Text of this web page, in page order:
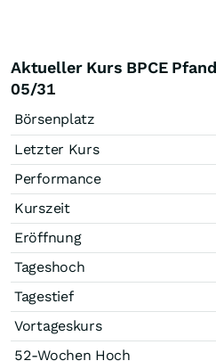
Aktueller Kurs BPCE
05/31
Börsenplatz
Letzter Kurs
Performance
Kurszeit
Eröffnung
Tageshoch
Tagestief
Vortageskurs
52-Wochen Hoch